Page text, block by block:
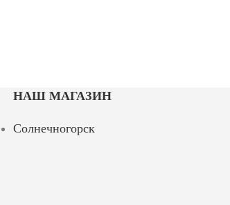
НАШ МАГАЗИН
Солнечногорск